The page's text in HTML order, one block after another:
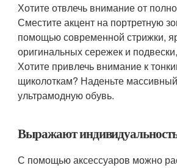
Хотите отвлечь внимание от
Сместите акцент на портретную
помощью современной стрижки,
оригинальных сережек и
Хотите привлечь внимание к
щиколоткам? Наденьте
ультрамодную обувь.
Выражают
С помощью аксессуаров можно